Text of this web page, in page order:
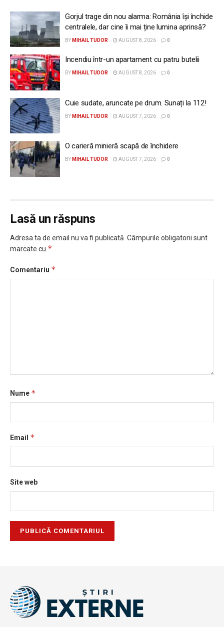
Gorjul trage din nou alarma: România își închide
centralele, dar cine îi mai ține lumina aprinsă?
BY MIHAIL TUDOR AUGUST 8, 2026 0
Incendiu într-un apartament cu patru butelii
BY MIHAIL TUDOR AUGUST 8, 2026 0
Cuie sudate, aruncate pe drum. Sunați la 112!
BY MIHAIL TUDOR AUGUST 7, 2026 0
O carieră minieră scapă de închidere
BY MIHAIL TUDOR AUGUST 7, 2026 0
Lasă un răspuns
Adresa ta de email nu va fi publicată. Câmpurile obligatorii sunt
marcate cu *
Comentariu *
Nume *
Email *
Site web